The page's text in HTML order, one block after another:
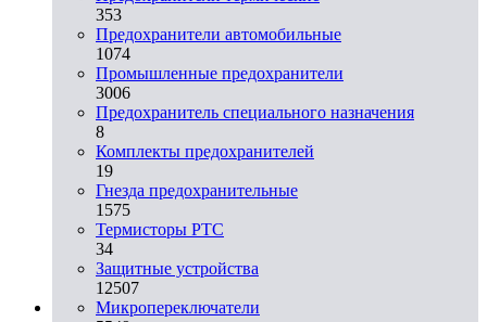
353
Предохранители автомобильные
1074
Промышленные предохранители
3006
Предохранитель специального назначения
8
Комплекты предохранителей
19
Гнезда предохранительные
1575
Термисторы PTC
34
Защитные устройства
12507
Микропереключатели